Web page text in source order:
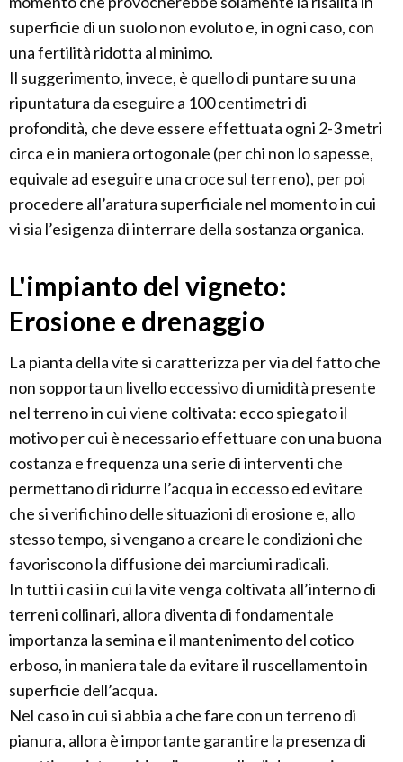
superficie di un suolo non evoluto e, in ogni caso, con
una fertilità ridotta al minimo.
Il suggerimento, invece, è quello di puntare su una
ripuntatura da eseguire a 100 centimetri di
profondità, che deve essere effettuata ogni 2-3 metri
circa e in maniera ortogonale (per chi non lo sapesse,
equivale ad eseguire una croce sul terreno), per poi
procedere all’aratura superficiale nel momento in cui
vi sia l’esigenza di interrare della sostanza organica.
L'impianto del vigneto:
Erosione e drenaggio
La pianta della vite si caratterizza per via del fatto che
non sopporta un livello eccessivo di umidità presente
nel terreno in cui viene coltivata: ecco spiegato il
motivo per cui è necessario effettuare con una buona
costanza e frequenza una serie di interventi che
permettano di ridurre l’acqua in eccesso ed evitare
che si verifichino delle situazioni di erosione e, allo
stesso tempo, si vengano a creare le condizioni che
favoriscono la diffusione dei marciumi radicali.
In tutti i casi in cui la vite venga coltivata all’interno di
terreni collinari, allora diventa di fondamentale
importanza la semina e il mantenimento del cotico
erboso, in maniera tale da evitare il ruscellamento in
superficie dell’acqua.
Nel caso in cui si abbia a che fare con un terreno di
pianura, allora è importante garantire la presenza di